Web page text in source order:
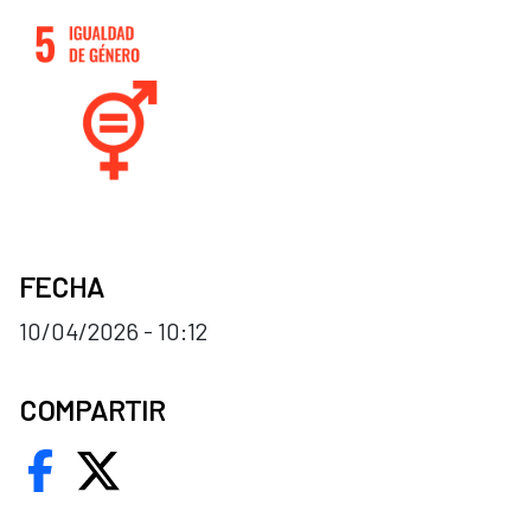
FECHA
10/04/2026 - 10:12
COMPARTIR